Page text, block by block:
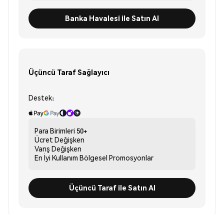
Banka Havalesi ile Satın Al
Üçüncü Taraf Sağlayıcı
Destek:
Para Birimleri 50+
Ücret Değişken
Varış Değişken
En İyi Kullanım Bölgesel Promosyonlar
Üçüncü Taraf ile Satın Al